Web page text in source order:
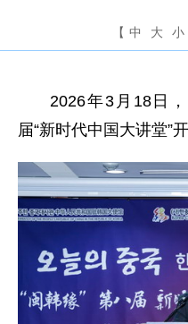
【 中 大 小
2026年3月18日
届“新时代中国大讲堂”